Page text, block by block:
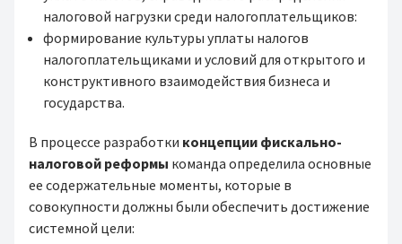
налоговой нагрузки среди налогоплательщиков:
формирование культуры уплаты налогов
налогоплательщиками и условий для открытого и
конструктивного взаимодействия бизнеса и
государства.
В процессе разработки концепции фискально-
налоговой реформы команда определила основные
ее содержательные моменты, которые в
совокупности должны были обеспечить достижение
системной цели: